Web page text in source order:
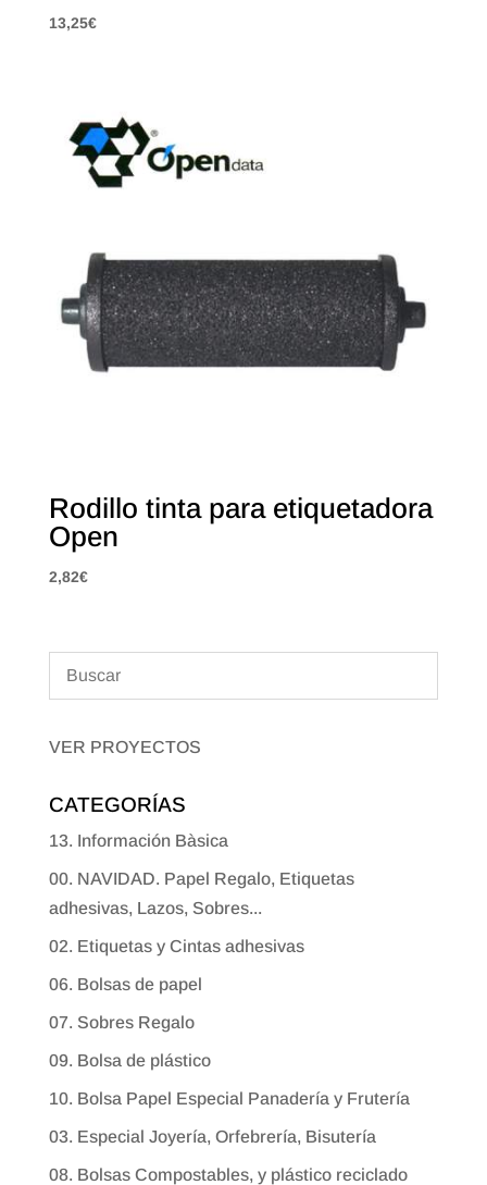
13,25€
Rodillo tinta para etiquetadora
Open
2,82€
VER PROYECTOS
CATEGORÍAS
13. Información Bàsica
00. NAVIDAD. Papel Regalo, Etiquetas
adhesivas, Lazos, Sobres...
02. Etiquetas y Cintas adhesivas
06. Bolsas de papel
07. Sobres Regalo
09. Bolsa de plástico
10. Bolsa Papel Especial Panadería y Frutería
03. Especial Joyería, Orfebrería, Bisutería
08. Bolsas Compostables, y plástico reciclado